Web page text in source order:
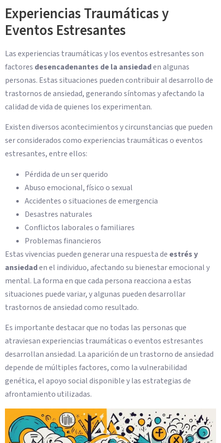
Experiencias Traumáticas y
Eventos Estresantes
Las experiencias traumáticas y los eventos estresantes son
factores desencadenantes de la ansiedaden algunas
personas. Estas situaciones pueden contribuir al desarrollo de
trastornos de ansiedad, generando síntomas y afectando la
calidad de vida de quienes los experimentan.
Existen diversos acontecimientos y circunstancias que pueden
ser considerados como experiencias traumáticas o eventos
estresantes, entre ellos:
Pérdida de un ser querido
Abuso emocional, físico o sexual
Accidentes o situaciones de emergencia
Desastres naturales
Conflictos laborales o familiares
Problemas financieros
Estas vivencias pueden generar una respuesta de estrés y
ansiedaden el individuo, afectando su bienestar emocional y
mental. La forma en que cada persona reacciona a estas
situaciones puede variar, y algunas pueden desarrollar
trastornos de ansiedad como resultado.
Es importante destacar que no todas las personas que
atraviesan experiencias traumáticas o eventos estresantes
desarrollan ansiedad. La aparición de un trastorno de ansiedad
depende de múltiples factores, como la vulnerabilidad
genética, el apoyo social disponible y las estrategias de
afrontamiento utilizadas.